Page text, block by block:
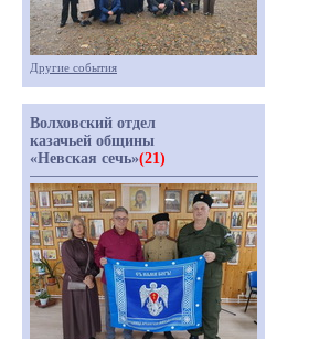
Другие события
Волховский отдел
казачьей общины
«Невская сечь»(21)